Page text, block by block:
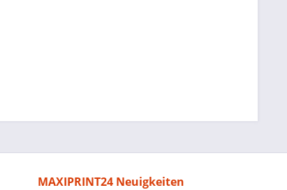
MAXIPRINT24 Neuigkeiten